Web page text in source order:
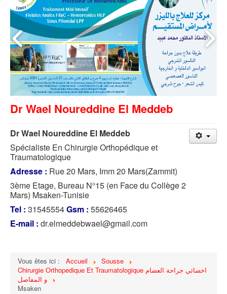
Dr Wael Noureddine El Meddeb
Dr Wael Noureddine El Meddeb
Spécialiste En Chirurgie Orthopédique et
Traumatologique
Adresse : Rue 20 Mars, Imm 20 Mars(Zammit)
3ème Etage, Bureau N°15 (en Face du Collège 2
Mars) Msaken-Tunisie
Tel : 31545554Gsm : 55626465
E-mail : dr.elmeddebwael@gmail.com
Vous êtes ici : Accueil
Sousse
Chirurgie Orthopedique Et Traumatologique اخصائي جراحة العضام
و المفاصل
Msaken